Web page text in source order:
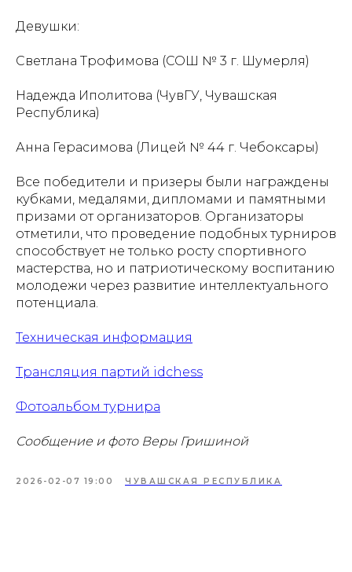
Девушки:
Светлана Трофимова (СОШ № 3 г. Шумерля)
Надежда Иполитова (ЧувГУ, Чувашская
Республика)
Анна Герасимова (Лицей № 44 г. Чебоксары)
Все победители и призеры были награждены
кубками, медалями, дипломами и памятными
призами от организаторов. Организаторы
отметили, что проведение подобных турниров
способствует не только росту спортивного
мастерства, но и патриотическому воспитанию
молодежи через развитие интеллектуального
потенциала.
Техническая информация
Трансляция партий idchess
Фотоальбом турнира
Сообщение и фото Веры Гришиной
2026-02-07 19:00 ЧУВАШСКАЯ РЕСПУБЛИКА